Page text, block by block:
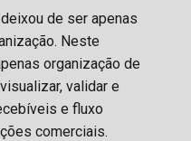
de ser apenas
Neste
organização de
validar e
e fluxo
comerciais.